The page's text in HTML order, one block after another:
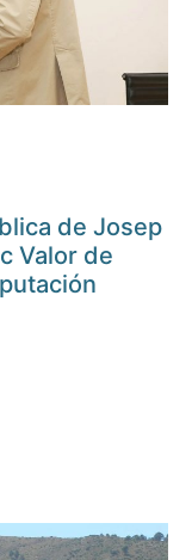
de Josep
Valor de